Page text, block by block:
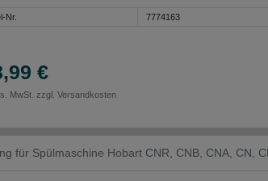
Nr. 7774163
€
MwSt. zzgl. Versandkosten
für Spülmaschine Hobart CNR, CNB, CNA, CN,